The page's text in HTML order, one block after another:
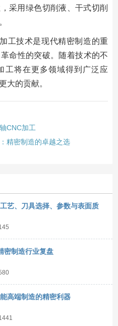
采用绿色切削液、干式切削
工技术是现代精密制造的重
命性的突破。随着技术的不
工将在更多领域得到广泛应
大的贡献。
CNC加工
精密制造的卓越之选
艺、刀具选择、参数与表面质
密制造行业复盘
高端制造的精密利器